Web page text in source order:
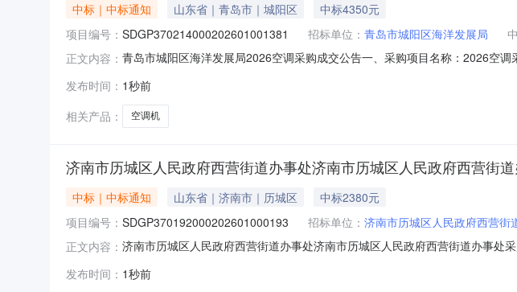
中标｜中标通知 山东省｜青岛市｜城阳区
中标4350元
项目编号： SDGP370214000202601001381 招标单位： 青岛市城阳区海洋发展局
正文内容： 青岛市城阳区海洋发展局2026空调采购成交公告一、采购项目名称：2026空
电器有限公司2.0000004350.000000元七、采购小组成员：无八、项目联系人
发布时间： 1秒前
相关产品：
空调机
济南市历城区人民政府西营街道办事处济南市历城区人民政府西营街
中标｜中标通知 山东省｜济南市｜历城区
中标2380元
项目编号： SDGP370192000202601000193 招标单位： 济南市历城区人民政府西营街
正文内容： 济南市历城区人民政府西营街道办事处济南市历城区人民政府西营街道办事处
成交情况：标包采购内容供应商名称采购数量成交金额AA02061804空调机山
发布时间： 1秒前